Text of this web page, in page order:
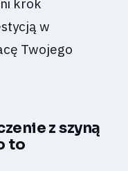
w
Twojego
z szyną
to